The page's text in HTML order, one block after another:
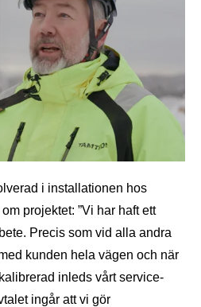
i installationen hos
projektet: ”Vi har haft ett
Precis som vid alla andra
kunden hela vägen och när
inleds vårt service-
ingår att vi gör